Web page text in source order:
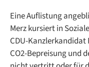
Eine Auflistung
Merz kursiert in
CDU-Kanzlerkandidat
CO2-Bepreisung und